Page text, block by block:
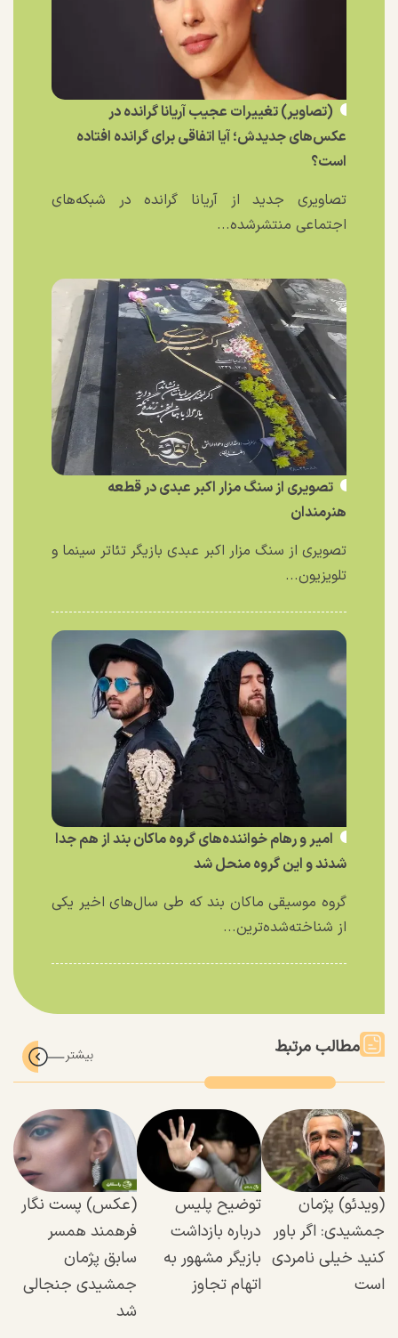
(تصاویر) تغییرات عجیب آریانا گرانده در
عکس‌های جدیدش؛ آیا اتفاقی برای گرانده افتاده
است؟
تصاویری جدید از آریانا گرانده در شبکه‌های
اجتماعی منتشرشده...
تصویری از سنگ مزار اکبر عبدی در قطعه
هنرمندان
تصویری از سنگ مزار اکبر عبدی بازیگر تئاتر سینما و
تلویزیون...
امیر و رهام خواننده‌های گروه ماکان بند از هم جدا
شدند و این گروه منحل شد
گروه موسیقی ماکان بند که طی سال‌های اخیر یکی
از شناخته‌شده‌ترین...
مطالب مرتبط
(ویدئو) پژمان
جمشیدی: اگر باور
کنید خیلی نامردی
است
توضیح پلیس
درباره بازداشت
بازیگر مشهور به
اتهام تجاوز
(عکس) پست نگار
فرهمند همسر
سابق پژمان
جمشیدی جنجالی
شد